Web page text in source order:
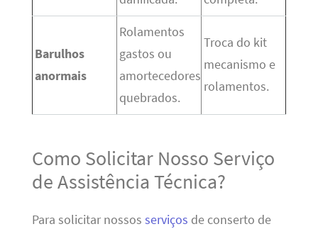
Barulhos
anormais
Rolamentos
gastos ou
amortecedores
quebrados.
Troca do kit
mecanismo e
rolamentos.
Como Solicitar Nosso Serviço
de Assistência Técnica?
Para solicitar nossos serviços de conserto de